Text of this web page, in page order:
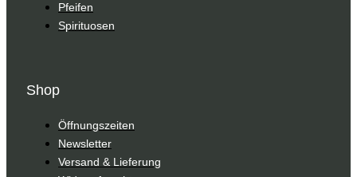
Pfeifen
Spirituosen
Shop
Öffnungszeiten
Newsletter
Versand & Lieferung